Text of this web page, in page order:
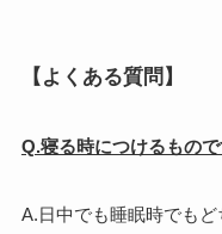
【よくある質問】
Q.寝る時につけるもので
A.日中でも睡眠時でもど